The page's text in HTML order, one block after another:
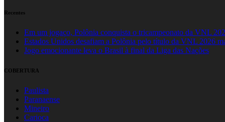
Recentes
Em um jogaço, Polônia conquista o tricampeonato da VNL
Estados Unidos desafiam a Polônia pelo título da VNL 2026
Jogo emocionante leva o Brasil à final da Liga das Nações
COBERTURA
Paulista
Paranaense
Mineiro
Carioca